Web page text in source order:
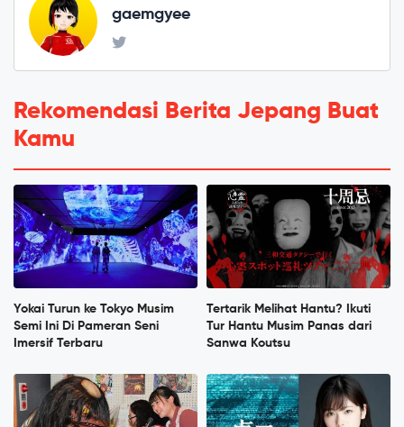
gaemgyee
Rekomendasi Berita Jepang Buat
Kamu
Yokai Turun ke Tokyo Musim
Semi Ini Di Pameran Seni
Imersif Terbaru
Tertarik Melihat Hantu? Ikuti
Tur Hantu Musim Panas dari
Sanwa Koutsu